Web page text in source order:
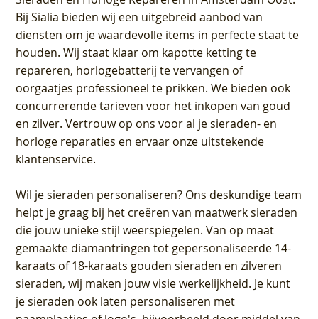
Bij Sialia bieden wij een uitgebreid aanbod van
diensten om je waardevolle items in perfecte staat te
houden. Wij staat klaar om kapotte ketting te
repareren, horlogebatterij te vervangen of
oorgaatjes professioneel te prikken. We bieden ook
concurrerende tarieven voor het inkopen van goud
en zilver. Vertrouw op ons voor al je sieraden- en
horloge reparaties en ervaar onze uitstekende
klantenservice.
Wil je sieraden personaliseren? Ons deskundige team
helpt je graag bij het creëren van maatwerk sieraden
die jouw unieke stijl weerspiegelen. Van op maat
gemaakte diamantringen tot gepersonaliseerde 14-
karaats of 18-karaats gouden sieraden en zilveren
sieraden, wij maken jouw visie werkelijkheid. Je kunt
je sieraden ook laten personaliseren met